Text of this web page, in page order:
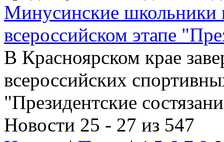
Минусинские школьники
всероссийском этапе
В Красноярском крае
всероссийских
"Президентские
Новости 25 - 27 из 547